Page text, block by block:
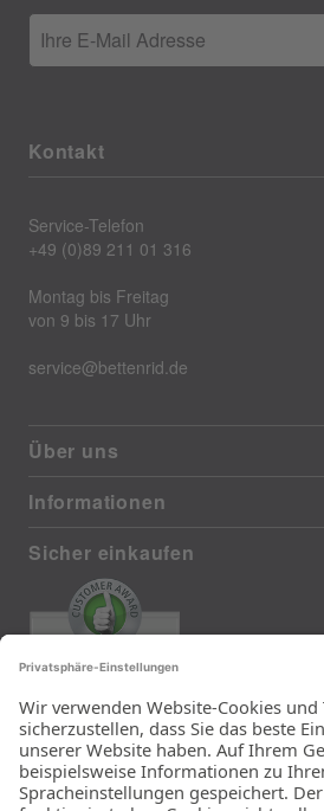
Ihre E-Mail Adresse
Kontakt
Service-Telefon
+49 (0)89 211 01 316
Montag bis Freitag
von 9 bis 17 Uhr
service@bettenrid.de
Über uns
Informationen
Sicher einkaufen
372 reviews from real customers
(last 12 months)
Total: 11290
Die Auswahl und die
Einfachheit der
Bestellung.